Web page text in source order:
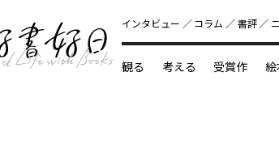
好
インタビュー コラム 書評
観る 考える 受賞作 絵